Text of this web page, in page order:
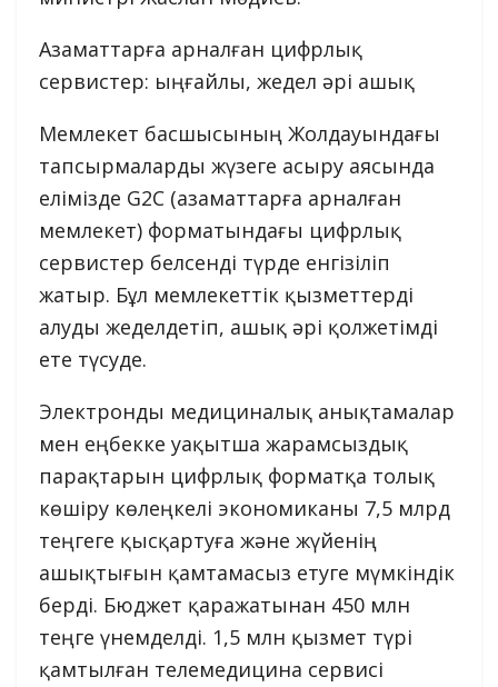
Азаматтарға арналған цифрлық
сервистер: ыңғайлы, жедел әрі ашық
Мемлекет басшысының Жолдауындағы
тапсырмаларды жүзеге асыру аясында
елімізде G2C (азаматтарға арналған
мемлекет) форматындағы цифрлық
сервистер белсенді түрде енгізіліп
жатыр. Бұл мемлекеттік қызметтерді
алуды жеделдетіп, ашық әрі қолжетімді
ете түсуде.
Электронды медициналық анықтамалар
мен еңбекке уақытша жарамсыздық
парақтарын цифрлық форматқа толық
көшіру көлеңкелі экономиканы 7,5 млрд
теңгеге қысқартуға және жүйенің
ашықтығын қамтамасыз етуге мүмкіндік
берді. Бюджет қаражатынан 450 млн
теңге үнемделді. 1,5 млн қызмет түрі
қамтылған телемедицина сервисі